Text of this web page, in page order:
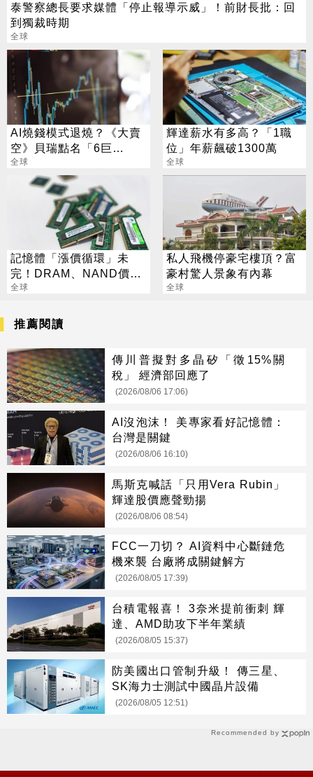
泰警察總長要求媒體「停止報導示威」！前財長批：回
到獨裁時期
全球
AI燒錢模式退燒？《大賣
空》貝瑞點名「6巨
頭」：市場已經投票
全球
輝達薪水有多高？「1職
位」年薪飆破1300萬
全球
記憶體「漲價循環」未
完！DRAM、NAND價格
7月再創新高
全球
私人飛機停豪宅樓頂？富
豪村驚人景象有內幕
全球
Recommended by
推薦閱讀
傳川普擬對多晶矽「徵15%關
稅」 經濟部回應了
(2026/08/06 17:06)
AI沒泡沫！ 美專家看好記憶體：
台灣是關鍵
(2026/08/06 16:10)
馬斯克喊話「只用Vera Rubin」
輝達股價應聲勁揚
(2026/08/06 08:54)
FCC一刀切？ AI資料中心斷鏈危
機來襲 台廠將成關鍵解方
(2026/08/05 17:39)
台積電報喜！ 3奈米提前衝刺 輝
達、AMD助攻下半年業績
(2026/08/05 15:37)
防美國出口管制升級！ 傳三星、
SK海力士測試中國晶片設備
(2026/08/05 12:51)